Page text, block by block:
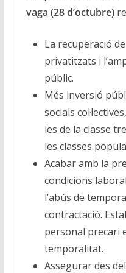
vaga (28 d’octubre)
La recuperació
privatitzats i
públic.
Més inversió
socials
les de la classe
les classes
Acabar amb la
condicions
l’abús de
contractació.
personal precari
temporalitat.
Assegurar des